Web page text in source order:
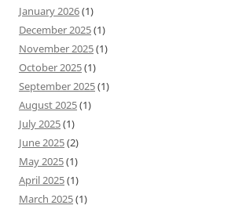
January 2026(1)
December 2025(1)
November 2025(1)
October 2025(1)
September 2025(1)
August 2025(1)
July 2025(1)
June 2025(2)
May 2025(1)
April 2025(1)
March 2025(1)